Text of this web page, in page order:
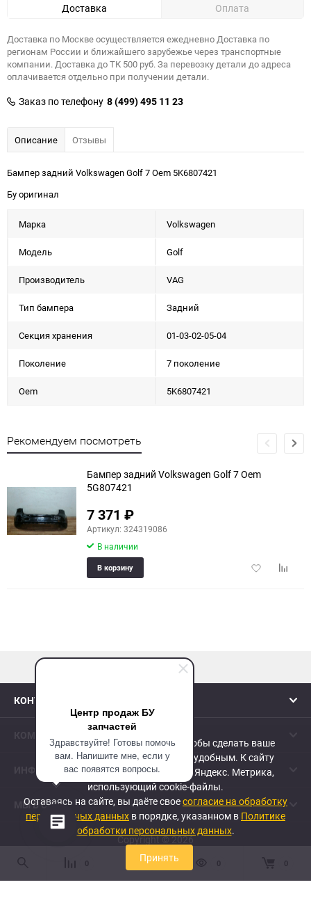
Центр продаж БУ
запчастей
Здравствуйте! Готовы помочь
вам. Напишите мне, если у
вас появятся вопросы.
Доставка Оплата
Доставка по Москве осуществляется ежедневно Доставка по
регионам России и ближайшего зарубежье через транспортные
компании. Доставка до ТК 500 руб. За перевозку детали до адреса
оплачивается отдельно при получении детали.
Заказ по телефону 8 (499) 495 11 23
Описание Отзывы
Бампер задний Volkswagen Golf 7 Oem 5K6807421
Бу оригинал
Марка Volkswagen
Модель Golf
Производитель VAG
Тип бампера Задний
Секция хранения 01-03-02-05-04
Поколение 7 поколение
Oem 5K6807421
Рекомендуем посмотреть
Бампер задний Volkswagen Golf 7 Oem
5G807421
7 371 ₽
Артикул: 324319086
В наличии
Добавить
В корзину
КОНТАКТЫ
ИНФОРМАЦИЯ
МЫ В СЕТИ
Copyright © 2026
0 0 0 0
Сайт использует cookie-файлы, чтобы сделать ваше
пребывание на нем максимально удобным. К cайту
подключен сервис веб-аналитики Яндекс. Метрика,
использующий cookie-файлы.
Оставаясь на сайте, вы даёте своесогласие на обработку
персональных данных в порядке, указанном в Политике
обработки персональных данных.
Принять